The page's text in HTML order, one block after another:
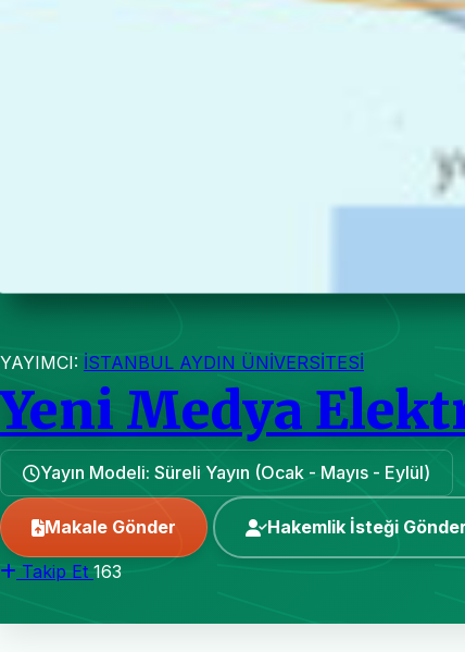
YAYIMCI: İSTANBUL AYDIN ÜNİVERSİTESİ
Yeni Medya
Yayın Modeli: Süreli Yayın (Ocak - Mayıs - Eylül)
Makale Gönder Hakemlik İsteği Gönder
Takip Et 163